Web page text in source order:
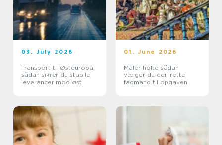
03. July 2026
Transport til Østeuropa:
sådan sikrer du stabile
leverancer mod øst
01. June 2026
Maler holte sådan
vælger du den rette
fagmand til opgaven